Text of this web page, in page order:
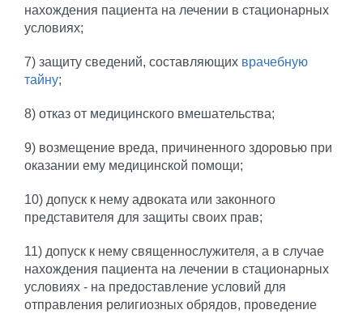
нахождения пациента на лечении в стационарных
условиях;
7) защиту сведений, составляющих врачебную
тайну;
8) отказ от медицинского вмешательства;
9) возмещение вреда, причиненного здоровью при
оказании ему медицинской помощи;
10) допуск к нему адвоката или законного
представителя для защиты своих прав;
11) допуск к нему священнослужителя, а в случае
нахождения пациента на лечении в стационарных
условиях - на предоставление условий для
отправления религиозных обрядов, проведение